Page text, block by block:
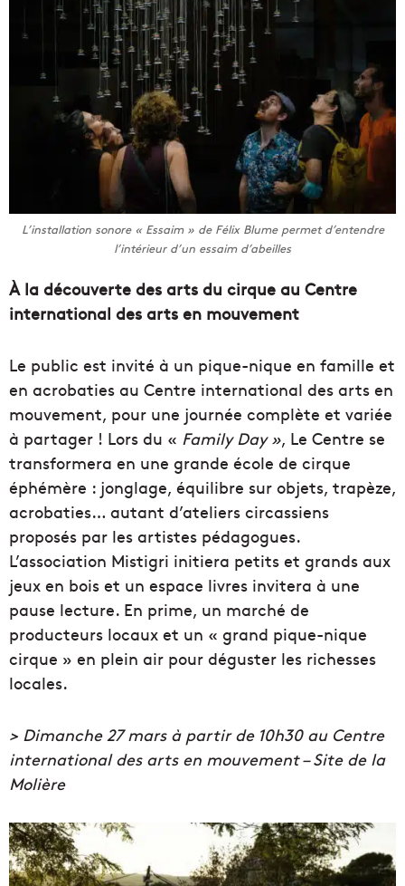
L’installation sonore « Essaim » de Félix Blume permet d’entendre
l’intérieur d’un essaim d’abeilles
À la découverte des arts du cirque au Centre
international des arts en mouvement
Le public est invité à un pique-nique en famille et
en acrobaties au Centre international des arts en
mouvement, pour une journée complète et variée
à partager ! Lors du « Family Day », Le Centre se
transformera en une grande école de cirque
éphémère : jonglage, équilibre sur objets, trapèze,
acrobaties… autant d’ateliers circassiens
proposés par les artistes pédagogues.
L’association Mistigri initiera petits et grands aux
jeux en bois et un espace livres invitera à une
pause lecture. En prime, un marché de
producteurs locaux et un « grand pique-nique
cirque » en plein air pour déguster les richesses
locales.
> Dimanche 27 mars à partir de 10h30 au Centre
international des arts en mouvement – Site de la
Molière